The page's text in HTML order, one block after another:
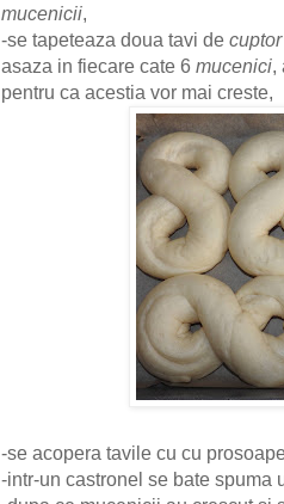
mucenicii,
-se tapeteaza doua tavi de cuptor
asaza in fiecare cate 6 mucenici,
pentru ca acestia vor mai creste,
-se acopera tavile cu cu
-intr-un castronel se bate spuma